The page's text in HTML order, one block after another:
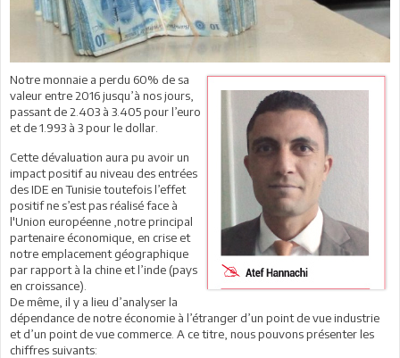
Notre monnaie a perdu 60% de sa
valeur entre 2016 jusqu’à nos jours,
passant de 2.403 à 3.405 pour l’euro
et de 1.993 à 3 pour le dollar.
Cette dévaluation aura pu avoir un
impact positif au niveau des entrées
des IDE en Tunisie toutefois l’effet
positif ne s’est pas réalisé face à
l'Union européenne ,notre principal
partenaire économique, en crise et
notre emplacement géographique
par rapport à la chine et l’inde (pays
en croissance).
De même, il y a lieu d’analyser la
dépendance de notre économie à l’étranger d’un point de vue industrie
et d’un point de vue commerce. A ce titre, nous pouvons présenter les
chiffres suivants: